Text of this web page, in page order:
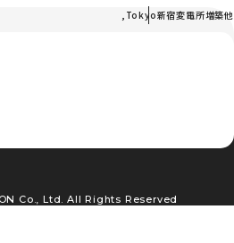
, Tokyo新宿変電所増築他
Co., Ltd. All Rights Reserved